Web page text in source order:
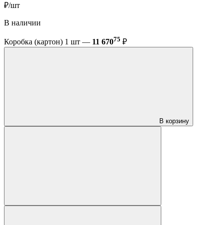
₽/шт
В наличии
Коробка (картон) 1 шт — 11 67075 ₽
В корзину